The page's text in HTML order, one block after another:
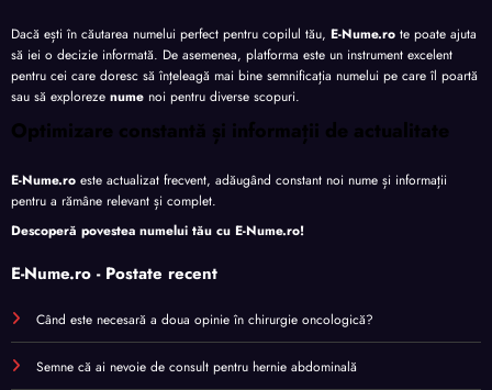
Dacă ești în căutarea numelui perfect pentru copilul tău, E-Nume.ro te poate ajuta
să iei o decizie informată. De asemenea, platforma este un instrument excelent
pentru cei care doresc să înțeleagă mai bine semnificația numelui pe care îl poartă
sau să exploreze nume noi pentru diverse scopuri.
Optimizare constantă și informații de actualitate
E-Nume.ro este actualizat frecvent, adăugând constant noi nume și informații
pentru a rămâne relevant și complet.
Descoperă povestea numelui tău cu E-Nume.ro!
E-Nume.ro - Postate recent
Când este necesară a doua opinie în chirurgie oncologică?
Semne că ai nevoie de consult pentru hernie abdominală